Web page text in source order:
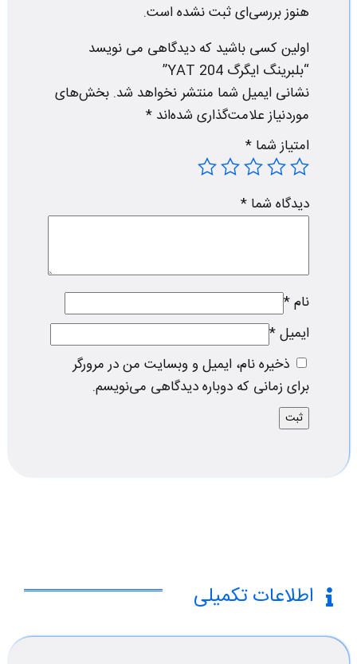
هنوز بررسی‌ای ثبت نشده است.
اولین کسی باشید که دیدگاهی می نویسد
“بلبرینگ ایگرگ YAT 204”
نشانی ایمیل شما منتشر نخواهد شد. بخش‌های
موردنیاز علامت‌گذاری شده‌اند *
امتیاز شما *
دیدگاه شما *
نام*
ایمیل*
ذخیره نام، ایمیل و وبسایت من در مرورگر
برای زمانی که دوباره دیدگاهی می‌نویسم.
اطلاعات تکمیلی